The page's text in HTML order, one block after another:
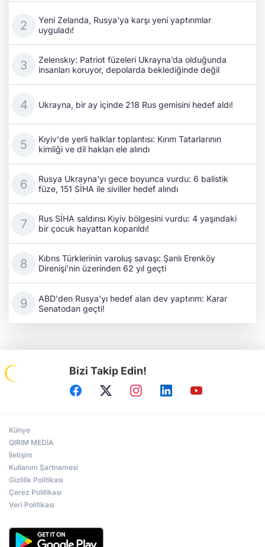
Yeni Zelanda, Rusya'ya karşı yeni yaptırımlar
uyguladı!
Zelenskıy: Patriot füzeleri Ukrayna’da olduğunda
insanları koruyor, depolarda beklediğinde değil
Ukrayna, bir ay içinde 218 Rus gemisini hedef aldı!
Kıyiv'de yerli halklar toplantısı: Kırım Tatarlarının
kimliği ve dil hakları ele alındı
Rusya Ukrayna'yı gece boyunca vurdu: 6 balistik
füze, 151 SİHA ile siviller hedef alındı
Rus SİHA saldırısı Kıyiv bölgesini vurdu: 4 yaşındaki
bir çocuk hayattan koparıldı!
Kıbrıs Türklerinin varoluş savaşı: Şanlı Erenköy
Direnişi'nin üzerinden 62 yıl geçti
ABD'den Rusya'yı hedef alan dev yaptırım: Karar
Senatodan geçti!
Bizi Takip Edin!
Künye
QIRIM MEDİA
İletişim
Kullanım Şartnamesi
Gizlilik Politikası
Çerez Politikası
Veri Politikası